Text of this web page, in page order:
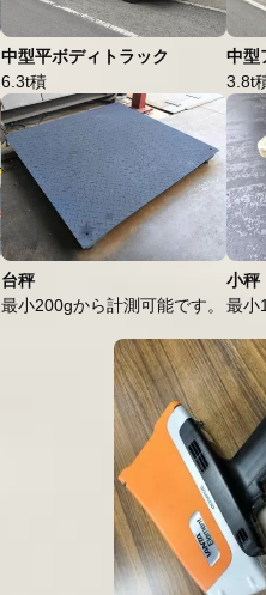
中型平ボディトラック
6.3t積
中型
3.8t
台秤
最小200gから計測可能です。
小秤
最小